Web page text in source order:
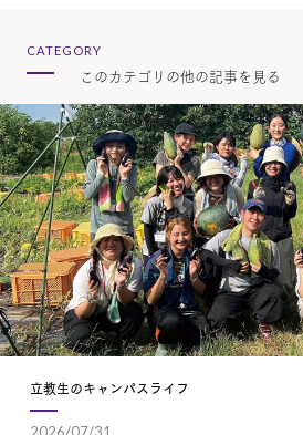
CATEGORY
このカテゴリの他の記事を見る
立教生のキャンパスライフ